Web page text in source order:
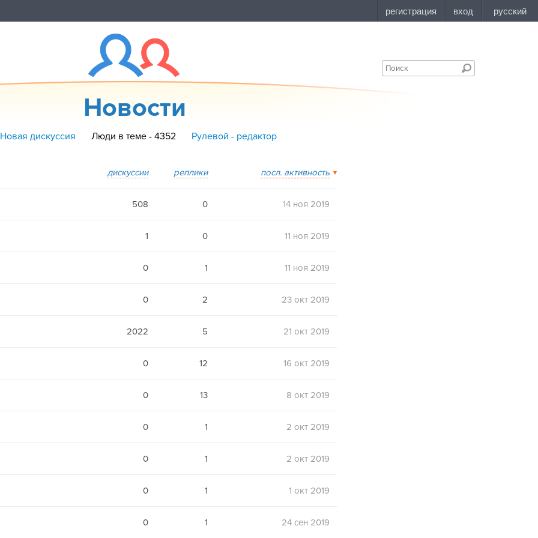
Новости
дискуссия Люди в теме - 4352 Рулевой - редактор
дискуссии реплики посл. активность
508 0 14 ноя 2019
1 0 11 ноя 2019
0 1 11 ноя 2019
0 2 23 окт 2019
2022 5 21 окт 2019
0 12 16 окт 2019
0 13 8 окт 2019
0 1 2 окт 2019
0 1 2 окт 2019
0 1 1 окт 2019
0 1 24 сен 2019